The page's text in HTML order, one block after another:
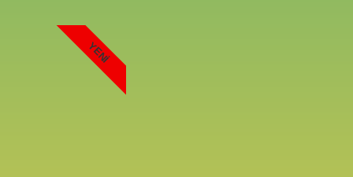
YENI